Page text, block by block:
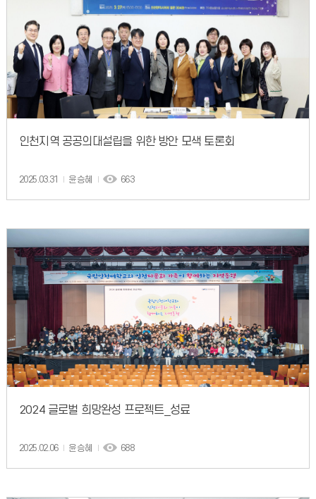
인천지역 공공의대설립을 위한 방안 모색 토론회
2025.03.31 윤승혜 663
2024 글로벌 희망완성 프로젝트_성료
2025.02.06 윤승혜 688